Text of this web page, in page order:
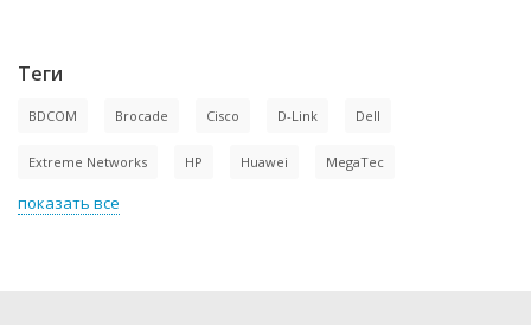
Теги
BDCOM Brocade Cisco D-Link Dell
Extreme Networks HP Huawei MegaTec
показать все